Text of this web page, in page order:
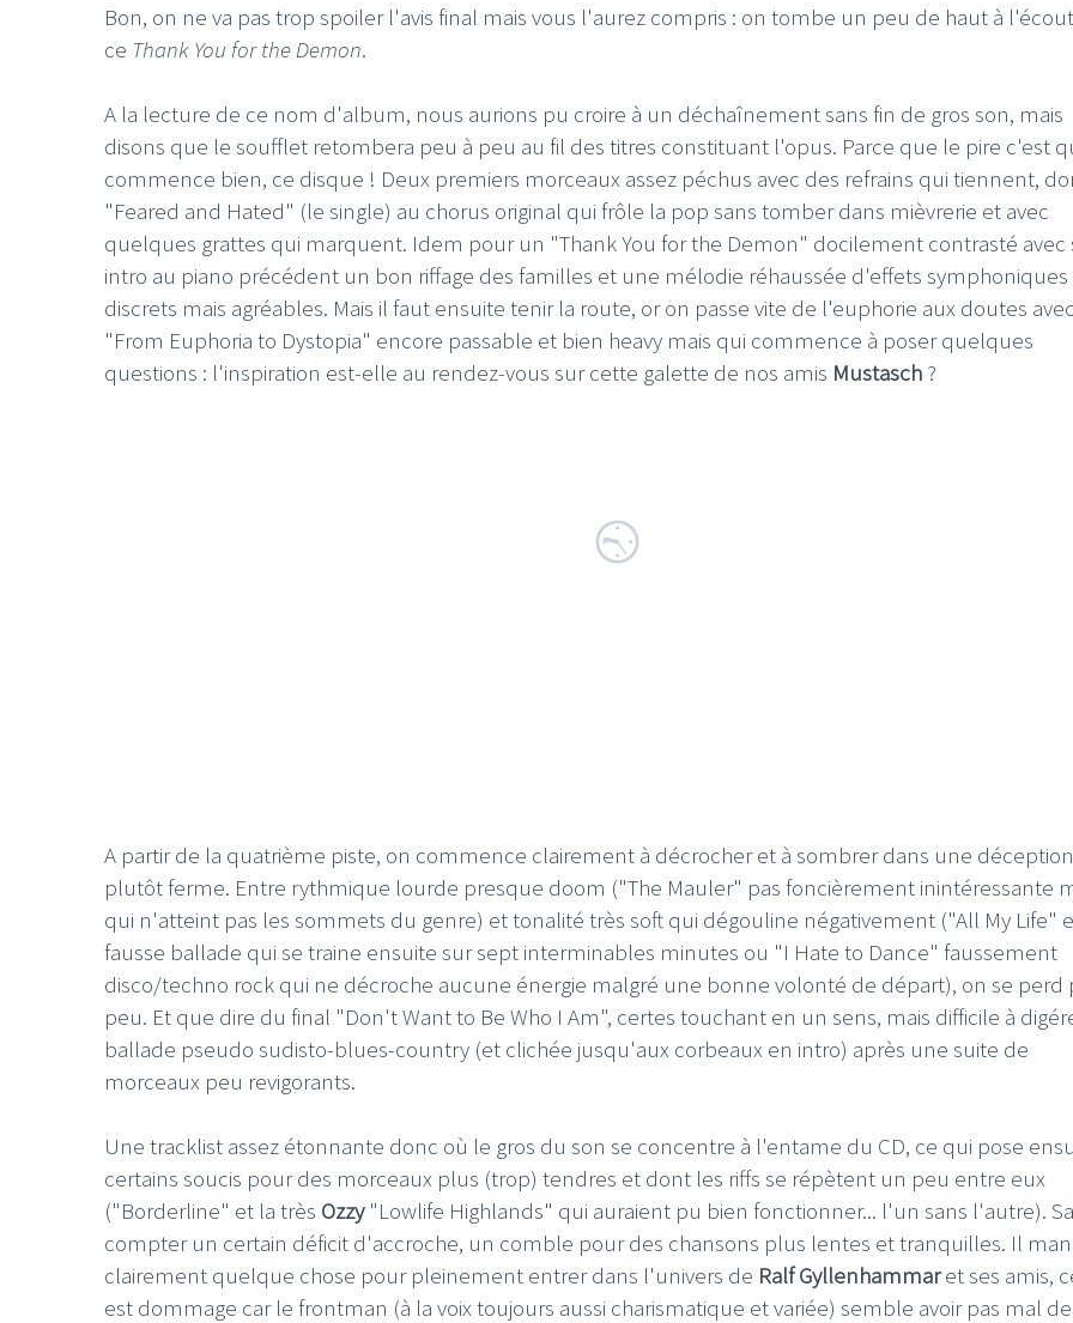
Bon, on ne va pas trop spoiler l'avis final mais vous l'aurez compris : on tombe un peu de haut à
ce Thank You for the Demon.
A la lecture de ce nom d'album, nous aurions pu croire à un déchaînement sans fin de gros son, mais
disons que le soufflet retombera peu à peu au fil des titres constituant l'opus. Parce que le pire c'est
commence bien, ce disque ! Deux premiers morceaux assez péchus avec des refrains qui tiennent,
"Feared and Hated" (le single) au chorus original qui frôle la pop sans tomber dans mièvrerie et avec
quelques grattes qui marquent. Idem pour un "Thank You for the Demon" docilement contrasté avec
intro au piano précédent un bon riffage des familles et une mélodie réhaussée d'effets symphoniques
discrets mais agréables. Mais il faut ensuite tenir la route, or on passe vite de l'euphorie aux doutes
"From Euphoria to Dystopia" encore passable et bien heavy mais qui commence à poser quelques
questions : l'inspiration est-elle au rendez-vous sur cette galette de nos amis Mustasch ?
A partir de la quatrième piste, on commence clairement à décrocher et à sombrer dans une déception
plutôt ferme. Entre rythmique lourde presque doom ("The Mauler" pas foncièrement inintéressante
qui n'atteint pas les sommets du genre) et tonalité très soft qui dégouline négativement ("All My Life"
fausse ballade qui se traine ensuite sur sept interminables minutes ou "I Hate to Dance" faussement
disco/techno rock qui ne décroche aucune énergie malgré une bonne volonté de départ), on se perd
peu. Et que dire du final "Don't Want to Be Who I Am", certes touchant en un sens, mais difficile à
ballade pseudo sudisto-blues-country (et clichée jusqu'aux corbeaux en intro) après une suite de
morceaux peu revigorants.
Une tracklist assez étonnante donc où le gros du son se concentre à l'entame du CD, ce qui pose
certains soucis pour des morceaux plus (trop) tendres et dont les riffs se répètent un peu entre eux
("Borderline" et la très Ozzy "Lowlife Highlands" qui auraient pu bien fonctionner... l'un sans l'autre).
compter un certain déficit d'accroche, un comble pour des chansons plus lentes et tranquilles. Il
clairement quelque chose pour pleinement entrer dans l'univers de Ralf Gyllenhammaret ses amis,
est dommage car le frontman (à la voix toujours aussi charismatique et variée) semble avoir pas mal de
LE GROS RIFFIFI –
Christmas Riffifi 2025 !!!
LE GROS RIFFIFI –
The Covers !!!